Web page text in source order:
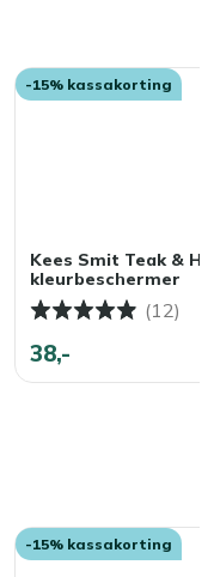
-15% kassakorting
Kees Smit Teak &
kleurbeschermer
(12)
38,-
-15% kassakorting